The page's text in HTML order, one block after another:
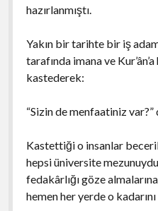
hazırlanmıştı.
Yakın bir tarihte bir iş
tarafında imana ve
kastederek:
“Sizin de menfaatiniz var?”
Kastettiği o insanlar
hepsi üniversite
fedakârlığı göze
hemen her yerde o